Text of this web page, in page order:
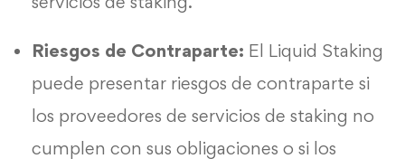
Riesgos de Contraparte: El Liquid Staking
puede presentar riesgos de contraparte si
los proveedores de servicios de staking no
cumplen con sus obligaciones o si los